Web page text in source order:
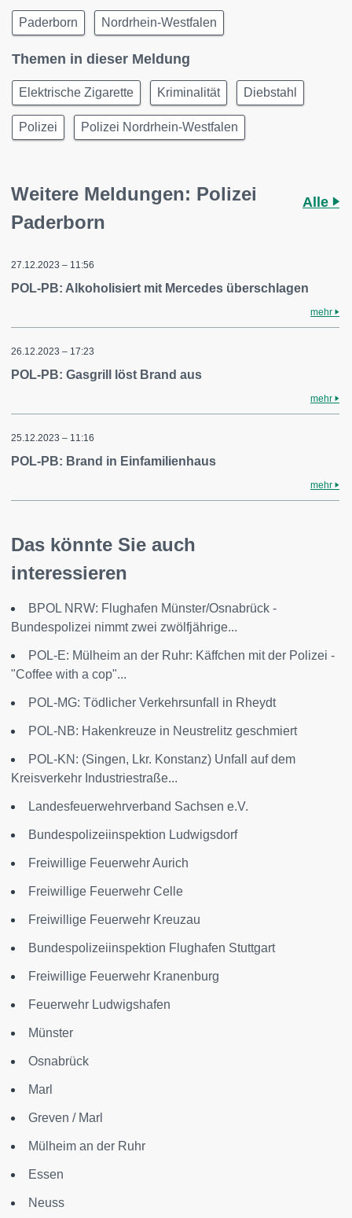
Paderborn Nordrhein-Westfalen
Themen in dieser Meldung
Elektrische Zigarette Kriminalität Diebstahl
Polizei Polizei Nordrhein-Westfalen
Weitere Meldungen: Polizei
Paderborn
Alle
27.12.2023 – 11:56
POL-PB: Alkoholisiert mit Mercedes überschlagen
mehr
26.12.2023 – 17:23
POL-PB: Gasgrill löst Brand aus
mehr
25.12.2023 – 11:16
POL-PB: Brand in Einfamilienhaus
mehr
Das könnte Sie auch
interessieren
BPOL NRW: Flughafen Münster/Osnabrück -
Bundespolizei nimmt zwei zwölfjährige...
POL-E: Mülheim an der Ruhr: Käffchen mit der Polizei -
"Coffee with a cop"...
POL-MG: Tödlicher Verkehrsunfall in Rheydt
POL-NB: Hakenkreuze in Neustrelitz geschmiert
POL-KN: (Singen, Lkr. Konstanz) Unfall auf dem
Kreisverkehr Industriestraße...
Landesfeuerwehrverband Sachsen e.V.
Bundespolizeiinspektion Ludwigsdorf
Freiwillige Feuerwehr Aurich
Freiwillige Feuerwehr Celle
Freiwillige Feuerwehr Kreuzau
Bundespolizeiinspektion Flughafen Stuttgart
Freiwillige Feuerwehr Kranenburg
Feuerwehr Ludwigshafen
Münster
Osnabrück
Marl
Greven / Marl
Mülheim an der Ruhr
Essen
Neuss